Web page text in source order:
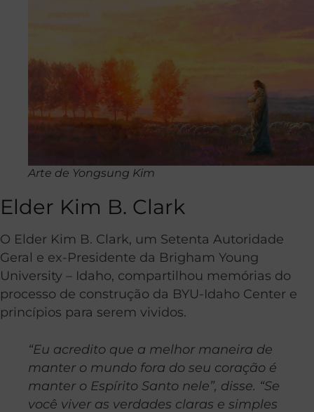
Arte de Yongsung Kim
Elder Kim B. Clark
O Elder Kim B. Clark, um Setenta Autoridade
Geral e ex-Presidente da Brigham Young
University – Idaho, compartilhou memórias do
processo de construção da BYU-Idaho Center e
princípios para serem vividos.
“Eu acredito que a melhor maneira de
manter o mundo fora do seu coração é
manter o Espírito Santo nele”, disse. “Se
você viver as verdades claras e simples